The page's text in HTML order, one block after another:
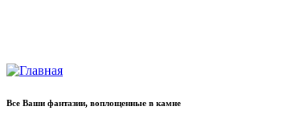
Все Ваши фантазии, воплощенные в камне